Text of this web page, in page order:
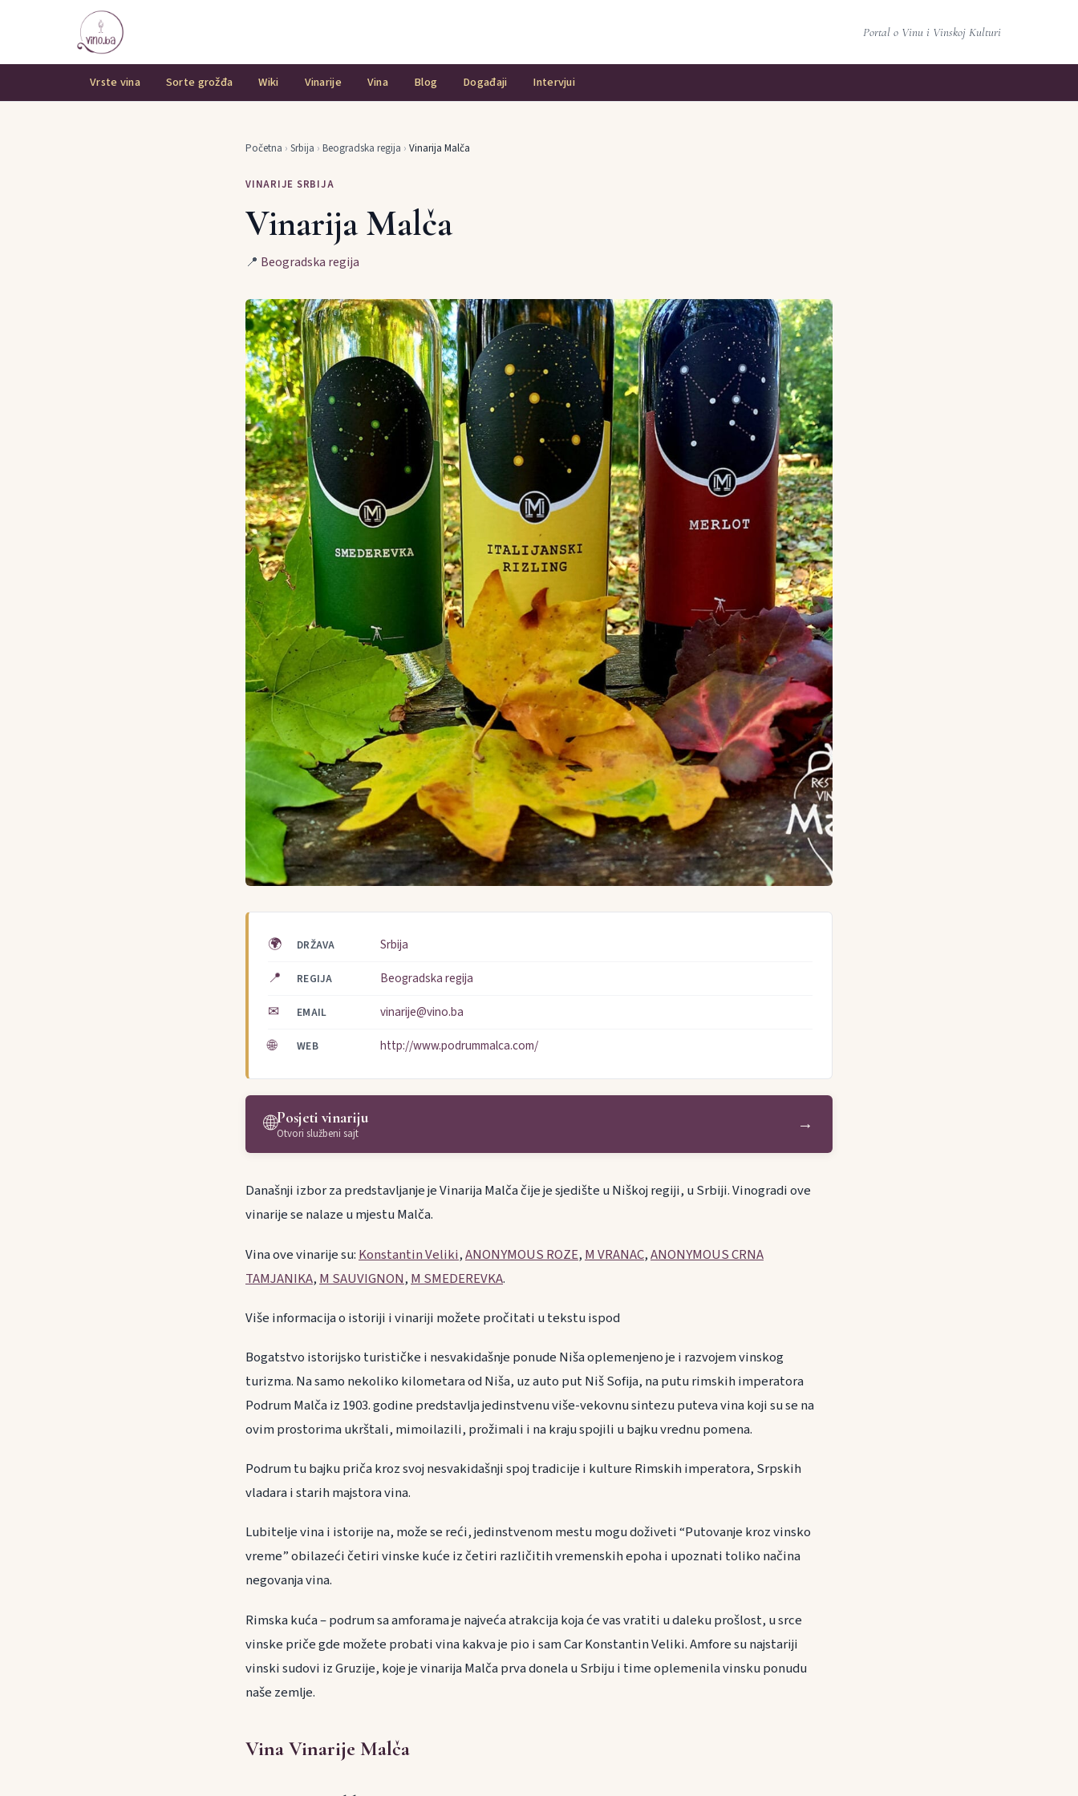
Portal o Vinu i Vinskoj Kulturi
Vrste vina Sorte grožđa Wiki Vinarije Vina Blog Događaji Intervjui
Početna › Srbija › Beogradska regija › Vinarija Malča
VINARIJE SRBIJA
Vinarija Malča
📍 Beogradska regija
🌍 DRŽAVA Srbija
📍 REGIJA Beogradska regija
✉ EMAIL vinarije@vino.ba
🌐 WEB http://www.podrummalca.com/
🌐Posjeti vinariju
Otvori službeni sajt →
Današnji izbor za predstavljanje je Vinarija Malča čije je sjedište u Niškoj regiji, u Srbiji. Vinogradi ove
vinarije se nalaze u mjestu Malča.
Vina ove vinarije su: Konstantin Veliki,ANONYMOUS ROZE, M VRANAC,ANONYMOUS CRNA
TAMJANIKA, M SAUVIGNON, M SMEDEREVKA.
Više informacija o istoriji i vinariji možete pročitati u tekstu ispod
Bogatstvo istorijsko turističke i nesvakidašnje ponude Niša oplemenjeno je i razvojem vinskog
turizma. Na samo nekoliko kilometara od Niša, uz auto put Niš Sofija, na putu rimskih imperatora
Podrum Malča iz 1903. godine predstavlja jedinstvenu više-vekovnu sintezu puteva vina koji su se na
ovim prostorima ukrštali, mimoilazili, prožimali i na kraju spojili u bajku vrednu pomena.
Podrum tu bajku priča kroz svoj nesvakidašnji spoj tradicije i kulture Rimskih imperatora, Srpskih
vladara i starih majstora vina.
Lubitelje vina i istorije na, može se reći, jedinstvenom mestu mogu doživeti “Putovanje kroz vinsko
vreme” obilazeći četiri vinske kuće iz četiri različitih vremenskih epoha i upoznati toliko načina
negovanja vina.
Rimska kuća – podrum sa amforama je najveća atrakcija koja će vas vratiti u daleku prošlost, u srce
vinske priče gde možete probati vina kakva je pio i sam Car Konstantin Veliki. Amfore su najstariji
vinski sudovi iz Gruzije, koje je vinarija Malča prva donela u Srbiju i time oplemenila vinsku ponudu
naše zemlje.
Vina Vinarije Malča